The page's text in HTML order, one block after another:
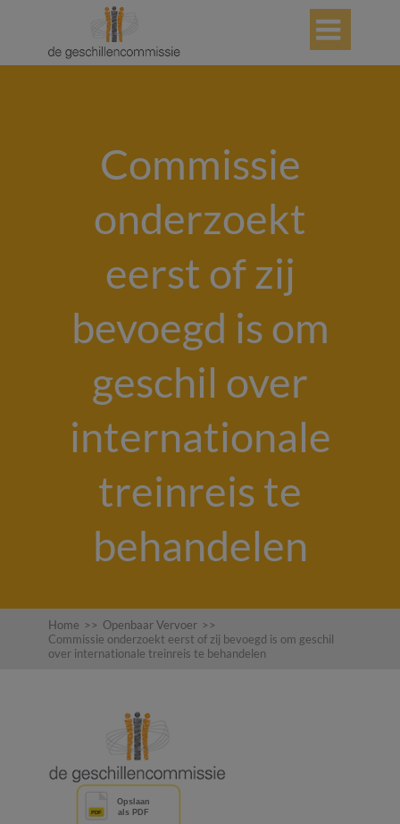

Commissie
onderzoekt
eerst of zij
bevoegd is om
geschil over
internationale
treinreis te
behandelen
Home >> Openbaar Vervoer >>
Commissie onderzoekt eerst of zij bevoegd is om geschil
over internationale treinreis te behandelen